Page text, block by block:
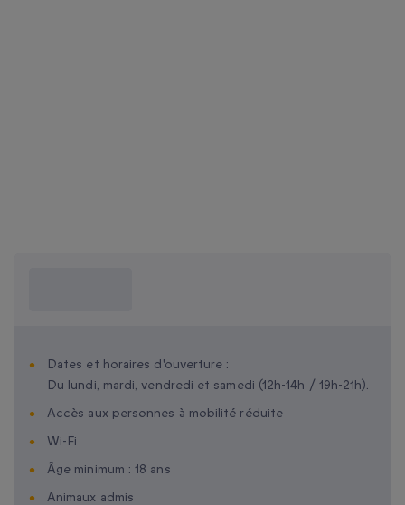
Dates et horaires d'ouverture :
Du lundi, mardi, vendredi et samedi (12h-14h / 19h-21h).
Accès aux personnes à mobilité réduite
Wi-Fi
Âge minimum : 18 ans
Animaux admis